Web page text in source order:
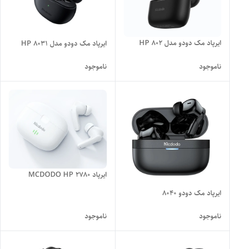
ایرپاد مک دودو مدل HP 802
ناموجود
ایرپاد مک دودو مدل HP 8031
ناموجود
ایرپاد مک دودو 8040
ناموجود
ایرپاد MCDODO HP 2780
ناموجود